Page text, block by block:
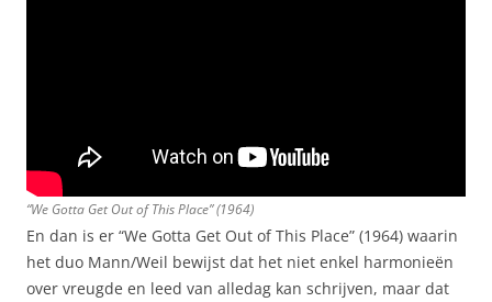
“We Gotta Get Out of This Place” (1964)
En dan is er “We Gotta Get Out of This Place” (1964) waarin
het duo Mann/Weil bewijst dat het niet enkel harmonieën
over vreugde en leed van alledag kan schrijven, maar dat